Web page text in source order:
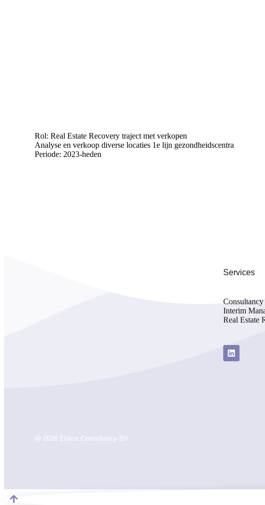
Rol: Real Estate Recovery traject met verkopen
Analyse en verkoop diverse locaties 1e lijn gezondheidscentra
Periode: 2023-heden
Services
Consultancy
Interim
Real Estate
@ 2026 Elders Consultancy BV